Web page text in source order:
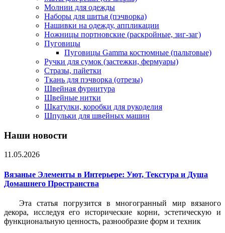
Молнии для одежды
Наборы для шитья (пэчворка)
Нашивки на одежду, аппликации
Ножницы портновские (раскройные, зиг-заг)
Пуговицы
Пуговицы Gamma костюмные (пальтовые)
Ручки для сумок (застежки, фермуары)
Стразы, пайетки
Ткань для пэчворка (отрезы)
Швейная фурнитура
Швейные нитки
Шкатулки, коробки для рукоделия
Шпульки для швейных машин
Наши новости
11.05.2026
Вязаные Элементы в Интерьере: Уют, Текстура и Душа
Домашнего Пространства
Эта статья погрузится в многогранный мир вязаного
декора, исследуя его исторические корни, эстетическую и
функциональную ценность, разнообразие форм и техник